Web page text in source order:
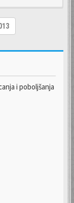
i poboljšanja